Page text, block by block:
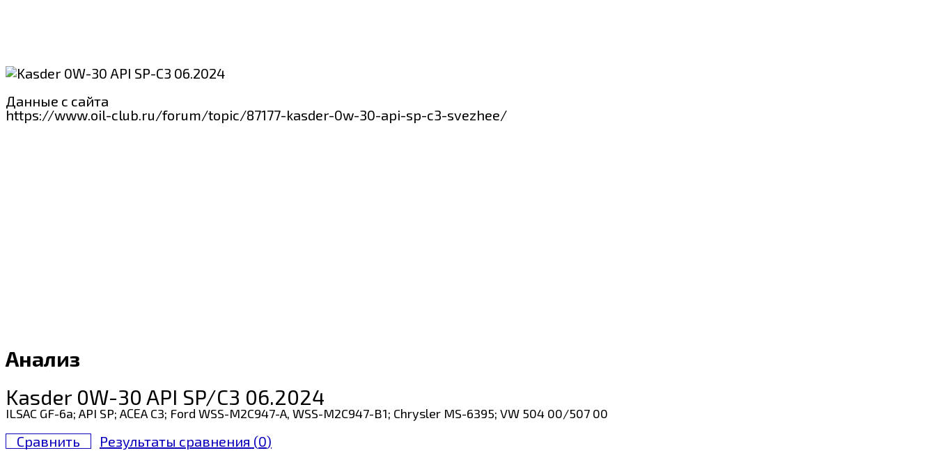
Данные с сайта
https://www.oil-club.ru/forum/topic/87177-kasder-0w-30-api-sp-c3-svezhee/
Анализ
Kasder 0W-30 API SP/C3 06.2024
ILSAC GF-6a; API SP; AСЕA C3; Ford WSS-M2C947-A, WSS-M2C947-B1; Chrysler MS-6395; VW 504 00/507 00
Сравнить Результаты сравнения (0)